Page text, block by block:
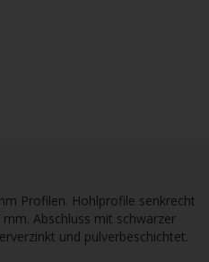
Profilen. Hohlprofile senkrecht
Abschluss mit schwarzer
und pulverbeschichtet.